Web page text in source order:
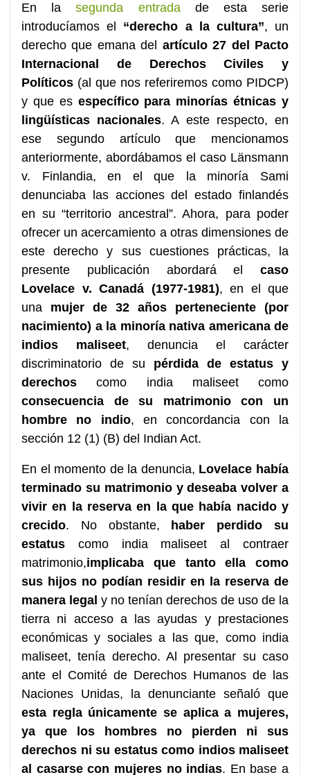
En lasegunda entradade esta serie
introducíamos el “derecho a la cultura”, un
derecho que emana del artículo 27 del Pacto
Internacional de Derechos Civiles y
Políticos (al que nos referiremos como PIDCP)
y que es específico para minorías étnicas y
lingüísticas nacionales. A este respecto, en
ese segundo artículo que mencionamos
anteriormente, abordábamos el caso Länsmann
v. Finlandia, en el que la minoría Sami
denunciaba las acciones del estado finlandés
en su “territorio ancestral”. Ahora, para poder
ofrecer un acercamiento a otras dimensiones de
este derecho y sus cuestiones prácticas, la
presente publicación abordará el caso
Lovelace v. Canadá (1977-1981), en el que
una mujer de 32 años perteneciente (por
nacimiento) a la minoría nativa americana de
indios maliseet, denuncia el carácter
discriminatorio de su pérdida de estatus y
derechos como india maliseet como
consecuencia de su matrimonio con un
hombre no indio, en concordancia con la
sección 12 (1) (B) del Indian Act.
En el momento de la denuncia, Lovelace había
terminado su matrimonio y deseaba volver a
vivir en la reserva en la que había nacido y
crecido. No obstante,
haber perdido su
estatus como india maliseet al contraer
matrimonio,implicaba que tanto ella como
sus hijos no podían residir en la reserva de
manera legal y no tenían derechos de uso de la
tierra ni acceso a las ayudas y prestaciones
económicas y sociales a las que, como india
maliseet, tenía derecho. Al presentar su caso
ante el Comité de Derechos Humanos de las
Naciones Unidas, la denunciante señaló que
esta regla únicamente se aplica a mujeres,
ya que los hombres no pierden ni sus
derechos ni su estatus como indios maliseet
al casarse con mujeres no indias. En base a